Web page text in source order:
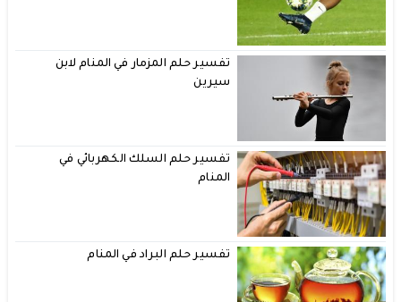
تفسير حلم المزمار في المنام لابن
سيرين
تفسير حلم السلك الكهربائي في
المنام
تفسير حلم البراد في المنام